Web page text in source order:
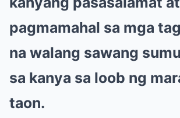
pagmamahal sa mga
na walang sawang
sa kanya sa loob ng
taon.